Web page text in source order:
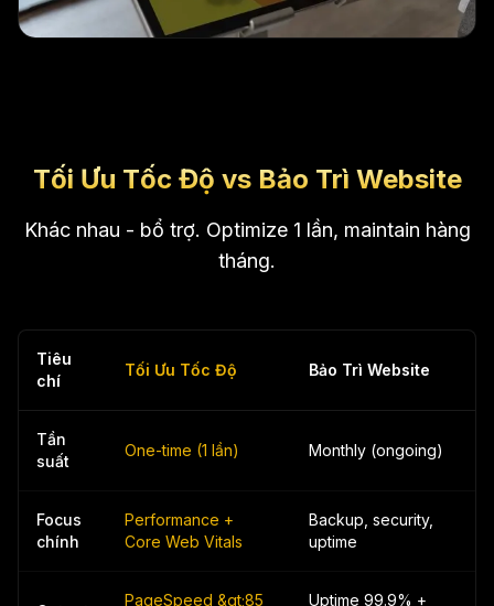
Tối Ưu Tốc Độ vs Bảo Trì Website
Khác nhau - bổ trợ. Optimize 1 lần, maintain hàng
tháng.
Tiêu
chí
Tối Ưu Tốc Độ Bảo Trì Website
Tần
suất
One-time (1 lần) Monthly (ongoing)
Focus
chính
Performance +
Core Web Vitals
Backup, security,
uptime
PageSpeed &gt;85
Uptime 99.9% +